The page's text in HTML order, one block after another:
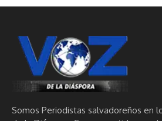
Somos Periodistas salvadoreños en